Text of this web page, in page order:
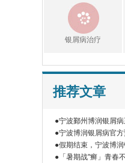
银屑病治疗
推荐文章
●宁波鄞州博润银屑
●宁波博润银屑病官
●假期结束，宁波博
●「暑期战"癣」青春